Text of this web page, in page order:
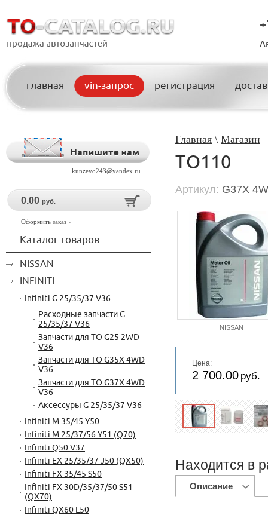
главная vin-запрос регистрация
Главная \ Магазин
ТО110
Артикул: G37X
NISSAN
Цена:
2 700.00 руб.
Находится в
Описание
kunzevo243@yandex.ru
0.00 руб.
Оформить заказ »
Каталог товаров
NISSAN
INFINITI
Infiniti G 25/35/37 V36
Расходные запчасти G
25/35/37 V36
Запчасти для ТО G25 2WD
V36
Запчасти для ТО G35X 4WD
V36
Запчасти для ТО G37X 4WD
V36
Аксессуры G 25/35/37 V36
Infiniti M 35/45 Y50
Infiniti M 25/37/56 Y51 (Q70)
Infiniti Q50 V37
Infiniti EX 25/35/37 J50 (QX50)
Infiniti FX 35/45 S50
Infiniti FX 30D/35/37/50 S51
(QX70)
Infiniti QX60 L50